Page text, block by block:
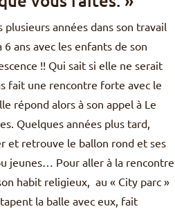
plusieurs années dans son travail
ans avec les enfants de son
!! Qui sait si elle ne serait
fait une rencontre forte avec le
répond alors à son appel à Le
Quelques années plus tard,
et retrouve le ballon rond et ses
jeunes… Pour aller à la rencontre
habit religieux, au « City parc »
la balle avec eux, fait